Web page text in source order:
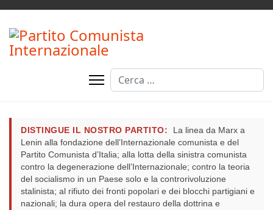
Cerca
DISTINGUE IL NOSTRO PARTITO:
La linea da Marx a
Lenin alla fondazione dell’Internazionale comunista e del
Partito Comunista d’Italia; alla lotta della sinistra comunista
contro la degenerazione dell’Internazionale; contro la teoria
del socialismo in un Paese solo e la controrivoluzione
stalinista; al rifiuto dei fronti popolari e dei blocchi partigiani e
nazionali; la dura opera del restauro della dottrina e